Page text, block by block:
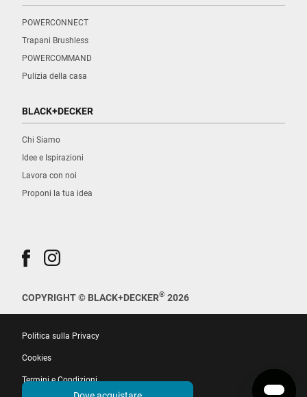
POWERCONNECT
Trapani Brushless
POWERCOMMAND
Pulizia della casa
BLACK+DECKER
Chi Siamo
Idee e Ispirazioni
Lavora con noi
Proponi la tua idea
COPYRIGHT © BLACK+DECKER® 2026
Politica sulla Privacy
Cookies
Termini e Condizioni